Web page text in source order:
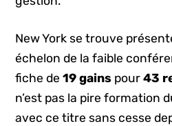
New York se trouve
échelon de la faible
fiche de19 gains pour43
n’est pas la pire formation
avec ce titre sans cesse